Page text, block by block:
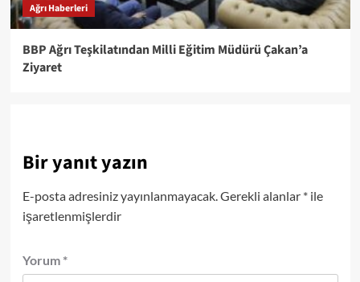
Ağrı Haberleri
BBP Ağrı Teşkilatından Milli Eğitim Müdürü Çakan’a
Ziyaret
Bir yanıt yazın
E-posta adresiniz yayınlanmayacak. Gerekli alanlar *ile
işaretlenmişlerdir
Yorum *